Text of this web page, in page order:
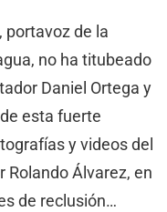
portavoz de la
no ha titubeado
Daniel Ortega y
esta fuerte
y videos del
Álvarez, en
de reclusión…